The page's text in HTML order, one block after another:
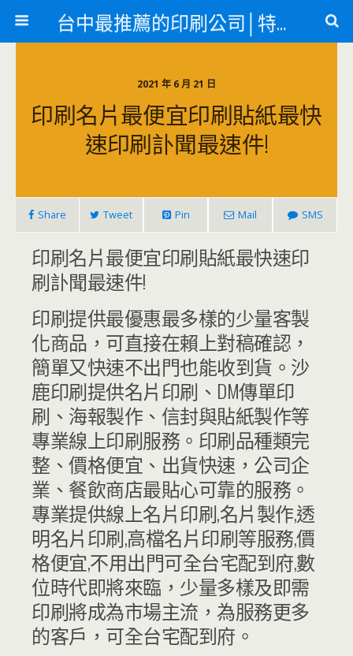
台中最推薦的印刷公司│特殊印刷各類轉印
2021 年 6 月 21 日
印刷名片最便宜印刷貼紙最快
速印刷訃聞最速件!
Share Tweet Pin Mail SMS
印刷名片最便宜印刷貼紙最快速印
刷訃聞最速件!
印刷提供最優惠最多樣的少量客製
化商品，可直接在賴上對稿確認，
簡單又快速不出門也能收到貨。沙
鹿印刷提供名片印刷、DM傳單印
刷、海報製作、信封與貼紙製作等
專業線上印刷​服務。印刷品種類完
整、價格便宜、出貨快速，公司企
業、餐飲商店最貼心可靠的服務。
專業提供線上名片印刷,名片製作,透
明名片印刷,高檔名片印刷等服務,​價
格便宜,不用出門可全台宅配到府,數
位時代即將來臨，少量多樣及即需
印刷將成為市場主流，為服務更多
的客戶，可全台宅配到府。